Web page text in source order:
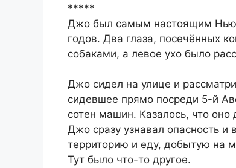
*****
Джо был самым настоящим Нью-
годов. Два глаза, посечённых
собаками, а левое ухо было
Джо сидел на улице и
сидевшее прямо посреди 5-й
сотен машин. Казалось, что оно
Джо сразу узнавал опасность
территорию и еду, добытую на
Тут было что-то другое.